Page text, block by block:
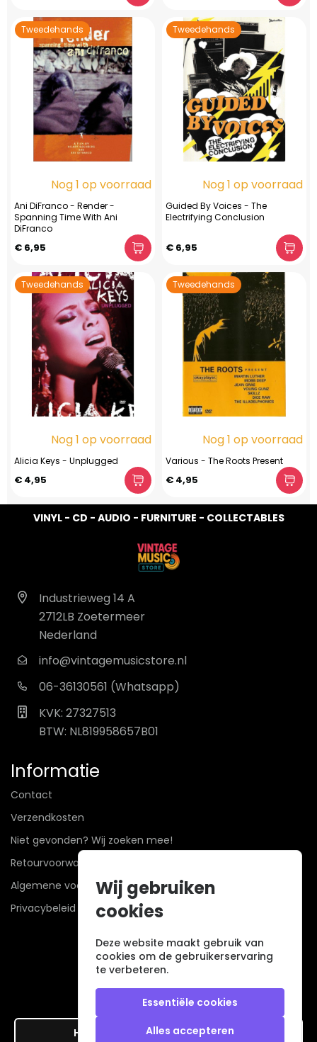
Tweedehands
Nog 1 op voorraad
Ani DiFranco - Render -
Spanning Time With Ani
DiFranco
€ 6,95
Tweedehands
Nog 1 op voorraad
Guided By Voices - The
Electrifying Conclusion
€ 6,95
Tweedehands
Nog 1 op voorraad
Alicia Keys - Unplugged
€ 4,95
Tweedehands
Nog 1 op voorraad
Various - The Roots Present
€ 4,95
VINYL - CD - AUDIO - FURNITURE - COLLECTABLES
Industrieweg 14 A
2712LB Zoetermeer
Nederland
info@vintagemusicstore.nl
06-36130561 (Whatsapp)
KVK: 27327513
BTW: NL819958657B01
Informatie
Contact
Verzendkosten
Niet gevonden? Wij zoeken mee!
Retourvoorwaarden
Algemene voorwaarden
Privacybeleid
Hier de overeenkomst ontbinden
Wij gebruiken
cookies
Deze website maakt gebruik van
cookies om de gebruikerservaring
te verbeteren.
Essentiële cookies
Alles accepteren